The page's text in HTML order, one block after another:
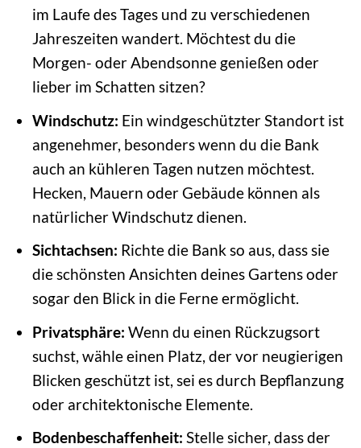
im Laufe des Tages und zu verschiedenen
Jahreszeiten wandert. Möchtest du die
Morgen- oder Abendsonne genießen oder
lieber im Schatten sitzen?
Windschutz: Ein windgeschützter Standort ist
angenehmer, besonders wenn du die Bank
auch an kühleren Tagen nutzen möchtest.
Hecken, Mauern oder Gebäude können als
natürlicher Windschutz dienen.
Sichtachsen: Richte die Bank so aus, dass sie
die schönsten Ansichten deines Gartens oder
sogar den Blick in die Ferne ermöglicht.
Privatsphäre: Wenn du einen Rückzugsort
suchst, wähle einen Platz, der vor neugierigen
Blicken geschützt ist, sei es durch Bepflanzung
oder architektonische Elemente.
Bodenbeschaffenheit: Stelle sicher, dass der